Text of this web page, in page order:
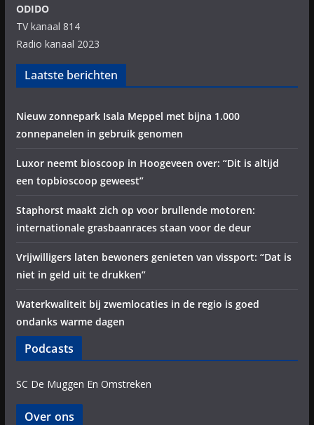
ODIDO
TV kanaal 814
Radio kanaal 2023
Laatste berichten
Nieuw zonnepark Isala Meppel met bijna 1.000
zonnepanelen in gebruik genomen
Luxor neemt bioscoop in Hoogeveen over: “Dit is altijd
een topbioscoop geweest”
Staphorst maakt zich op voor brullende motoren:
internationale grasbaanraces staan voor de deur
Vrijwilligers laten bewoners genieten van vissport: “Dat is
niet in geld uit te drukken”
Waterkwaliteit bij zwemlocaties in de regio is goed
ondanks warme dagen
Podcasts
SC De Muggen En Omstreken
Over ons